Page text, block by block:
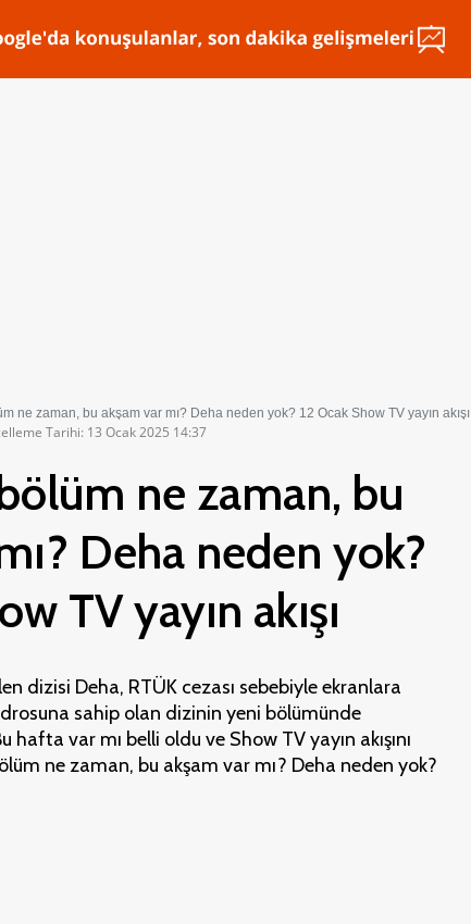
ne zaman, bu akşam var mı? Deha neden yok? 12 Ocak Show TV yayın akışı
Tarihi: 13 Ocak 2025 14:37
ne zaman, bu
Deha neden yok?
TV yayın akışı
dizisi Deha, RTÜK cezası sebebiyle ekranlara
sahip olan dizinin yeni bölümünde
hafta var mı belli oldu ve Show TV yayın akışını
ne zaman, bu akşam var mı? Deha neden yok?